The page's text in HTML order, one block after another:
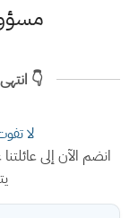
👇
لا
انضم الآن إلى